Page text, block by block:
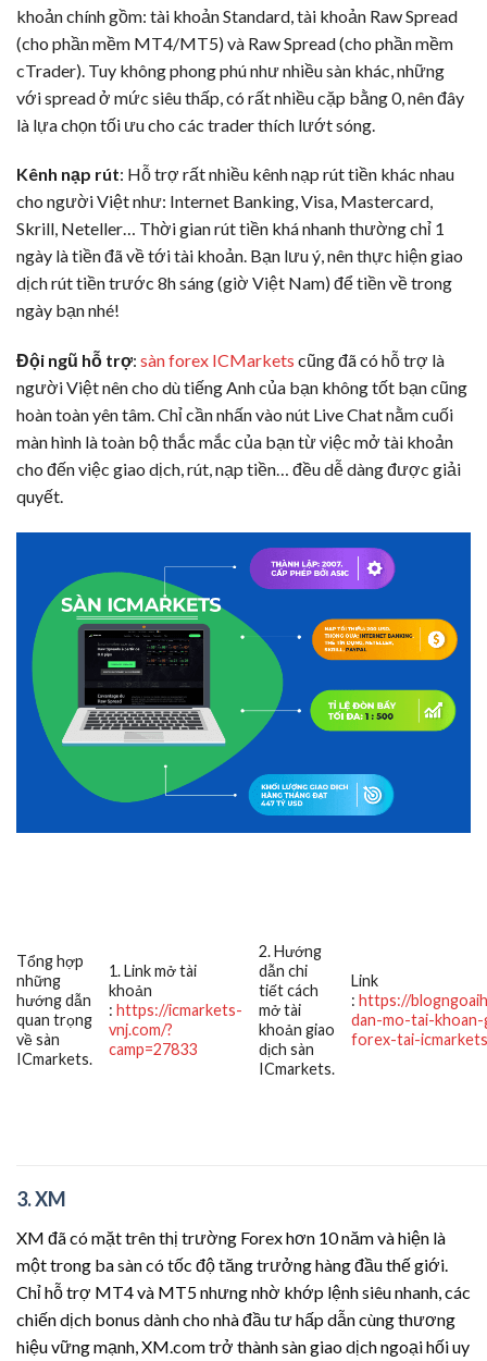
khoản chính gồm: tài khoản Standard, tài khoản Raw Spread
(cho phần mềm MT4/MT5) và Raw Spread (cho phần mềm
cTrader). Tuy không phong phú như nhiều sàn khác, những
với spread ở mức siêu thấp, có rất nhiều cặp bằng 0, nên đây
là lựa chọn tối ưu cho các trader thích lướt sóng.
Kênh nạp rút: Hỗ trợ rất nhiều kênh nạp rút tiền khác nhau
cho người Việt như: Internet Banking, Visa, Mastercard,
Skrill, Neteller… Thời gian rút tiền khá nhanh thường chỉ 1
ngày là tiền đã về tới tài khoản. Bạn lưu ý, nên thực hiện giao
dịch rút tiền trước 8h sáng (giờ Việt Nam) để tiền về trong
ngày bạn nhé!
Đội ngũ hỗ trợ: sàn forex ICMarkets cũng đã có hỗ trợ là
người Việt nên cho dù tiếng Anh của bạn không tốt bạn cũng
hoàn toàn yên tâm. Chỉ cần nhấn vào nút Live Chat nằm cuối
màn hình là toàn bộ thắc mắc của bạn từ việc mở tài khoản
cho đến việc giao dịch, rút, nạp tiền… đều dễ dàng được giải
quyết.
Tổng hợp
những
hướng dẫn
quan trọng
về sàn
ICmarkets.
1. Link mở tài
khoản
:https://icmarkets-
vnj.com/?
camp=27833
2. Hướng
dẫn chi
tiết cách
mở tài
khoản giao
dịch sàn
ICmarkets.
Link
:https://
dan-mo-tai-
forex-tai-
3. XM
XM đã có mặt trên thị trường Forex hơn 10 năm và hiện là
một trong ba sàn có tốc độ tăng trưởng hàng đầu thế giới.
Chỉ hỗ trợ MT4 và MT5 nhưng nhờ khớp lệnh siêu nhanh, các
chiến dịch bonus dành cho nhà đầu tư hấp dẫn cùng thương
hiệu vững mạnh, XM.com trở thành sàn giao dịch ngoại hối uy